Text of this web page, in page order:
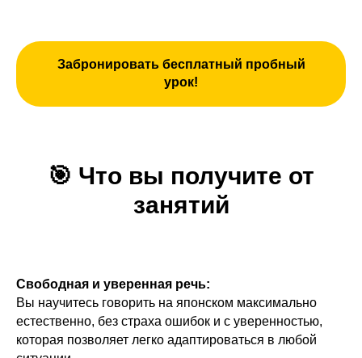
Забронировать бесплатный пробный
урок!
🎯 Что вы получите от
занятий
Свободная и уверенная речь:
Вы научитесь говорить на японском максимально
естественно, без страха ошибок и с уверенностью,
которая позволяет легко адаптироваться в любой